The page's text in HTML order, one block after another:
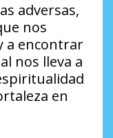
adversas,
nos
a encontrar
nos lleva a
en